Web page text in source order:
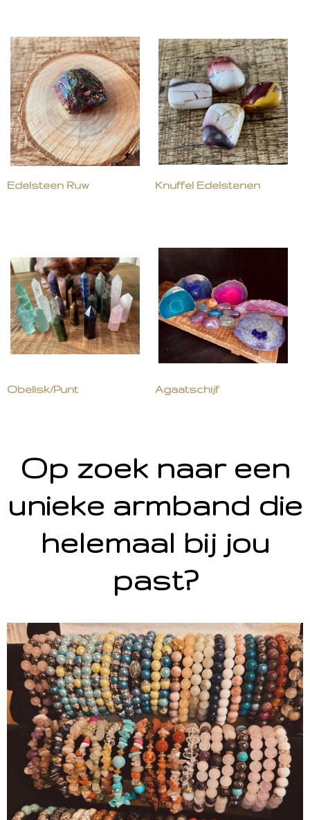
Edelsteen Ruw Knuffel Edelstenen
Obelisk/Punt Agaatschijf
Op zoek naar een
unieke armband die
helemaal bij jou
past?